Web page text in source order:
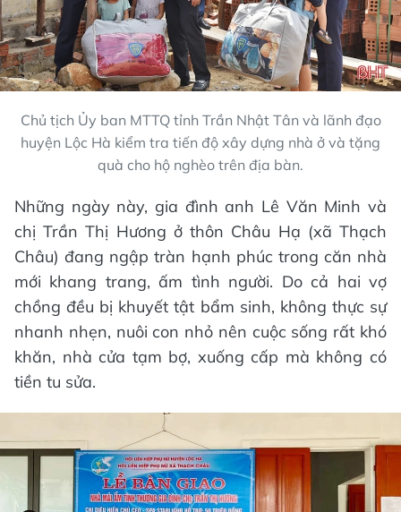
Chủ tịch Ủy ban MTTQ tỉnh Trần Nhật Tân và lãnh đạo
huyện Lộc Hà kiểm tra tiến độ xây dựng nhà ở và tặng
quà cho hộ nghèo trên địa bàn.
Những ngày này, gia đình anh Lê Văn Minh và
chị Trần Thị Hương ở thôn Châu Hạ (xã Thạch
Châu) đang ngập tràn hạnh phúc trong căn nhà
mới khang trang, ấm tình người. Do cả hai vợ
chồng đều bị khuyết tật bẩm sinh, không thực sự
nhanh nhẹn, nuôi con nhỏ nên cuộc sống rất khó
khăn, nhà cửa tạm bợ, xuống cấp mà không có
tiền tu sửa.